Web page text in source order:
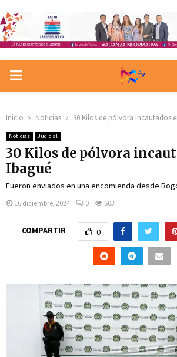
PRIMARY
Inicio Noticias 30 Kilos de pólvora incautados
Noticias Judicial
30 Kilos de pólvora
Ibagué
Fueron enviados en una encomienda desde
16 diciembre, 2024 0 503
COMPARTIR 0